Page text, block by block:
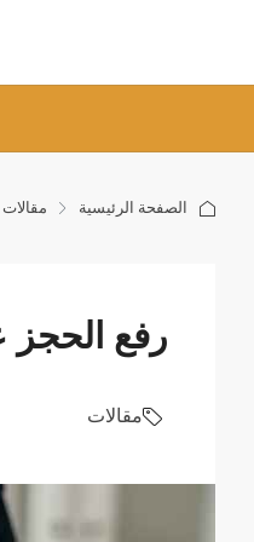
الصفحة الرئيسية مقالات
رفع الحجز
مقالات